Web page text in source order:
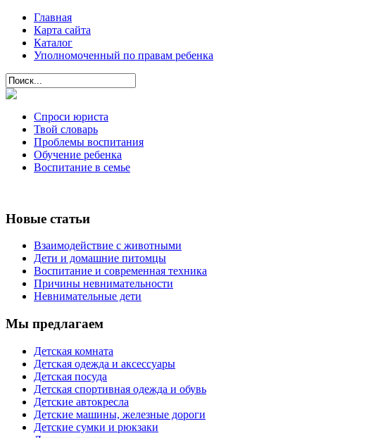
Главная
Карта сайта
Каталог
Уполномоченный по правам ребенка
Спроси юриста
Твой словарь
Проблемы воспитания
Обучение ребенка
Воспитание в семье
Новые статьи
Взаимодействие с животными
Дети и домашние питомцы
Воспитание и современная техника
Причины невнимательности
Невнимательные дети
Мы предлагаем
Детская комната
Детская одежда и аксессуары
Детская посуда
Детская спортивная одежда и обувь
Детские автокресла
Детские машины, железные дороги
Детские сумки и рюкзаки